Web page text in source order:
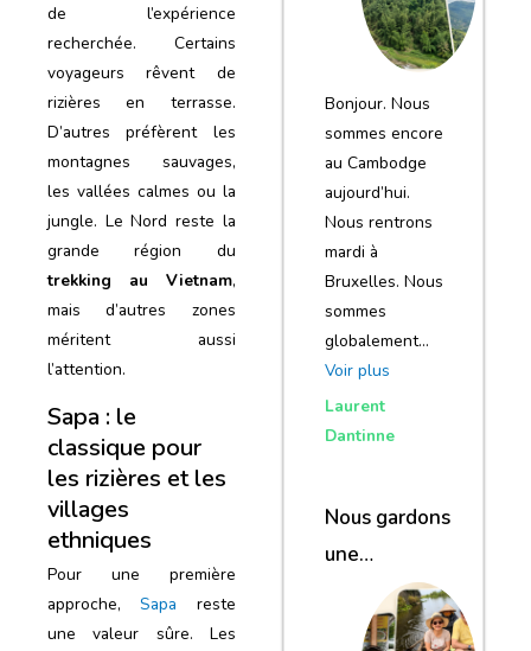
de l’expérience
recherchée. Certains
voyageurs rêvent de
rizières en terrasse.
D’autres préfèrent les
montagnes sauvages,
les vallées calmes ou la
jungle. Le Nord reste la
grande région du
trekking au Vietnam,
mais d’autres zones
méritent aussi
l’attention.
Sapa : le
classique pour
les rizières et les
villages
ethniques
Pour une première
approche,Sapa reste
une valeur sûre. Les
Bonjour. Nous
sommes encore
au Cambodge
aujourd’hui.
Nous rentrons
mardi à
Bruxelles. Nous
sommes
globalement…
Voir plus
Laurent
Dantinne
Nous gardons
une
excellente
impression de